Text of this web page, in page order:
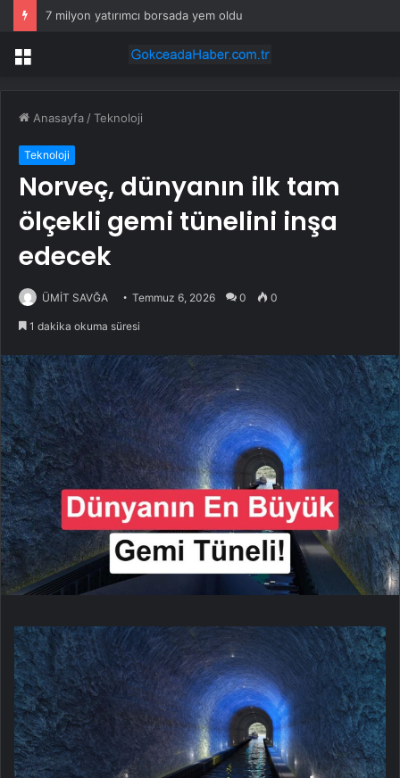
7 milyon yatırımcı borsada yem oldu
Menü
Anasayfa /Teknoloji
Teknoloji
Norveç, dünyanın ilk tam
ölçekli gemi tünelini inşa
edecek
ÜMİT SAVĞA Temmuz 6, 2026 0 0
1 dakika okuma süresi